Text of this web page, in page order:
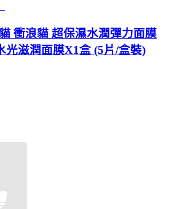
衝浪貓 超保濕水潤彈力面膜
光滋潤面膜X1盒 (5片/盒裝)